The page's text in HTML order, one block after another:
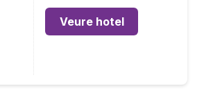
Veure hotel